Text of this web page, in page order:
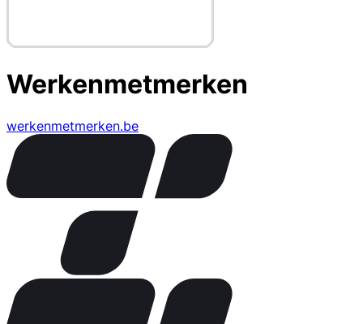
Werkenmetmerken
werkenmetmerken.be